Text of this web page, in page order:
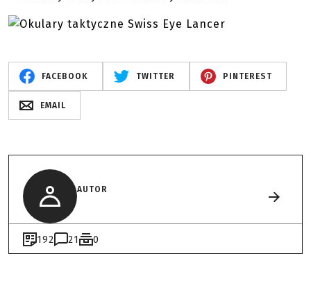
FACEBOOK TWITTER PINTEREST
EMAIL
AUTOR
192 21 0